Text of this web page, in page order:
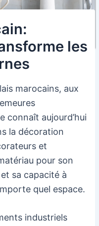
les
marocains, aux
connaît aujourd’hui
la décoration
et
pour son
sa capacité à
quel espace.
industriels